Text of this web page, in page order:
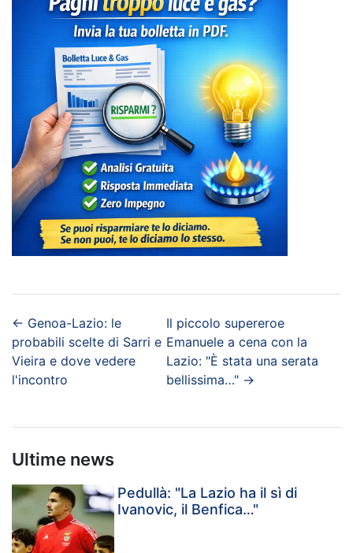
← Genoa-Lazio: le
probabili scelte di Sarri e
Vieira e dove vedere
l'incontro
Il piccolo supereroe
Emanuele a cena con la
Lazio: "È stata una serata
bellissima…"→
Ultime news
Pedullà: "La Lazio ha il sì di
Ivanovic, il Benfica…"